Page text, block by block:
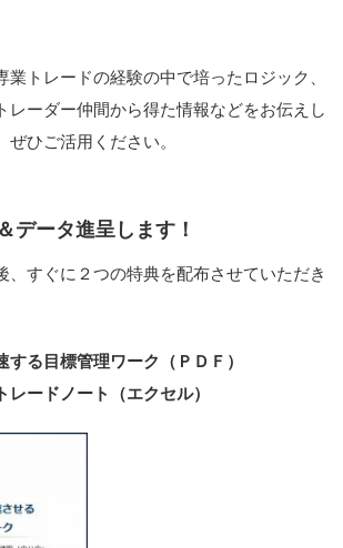
業トレードの経験の中で培ったロジック、
レーダー仲間から得た情報などをお伝えし
ひご活用ください。
データ進呈します！
、すぐに２つの特典を配布させていただき
る目標管理ワーク（ＰＤＦ）
ードノート（エクセル）